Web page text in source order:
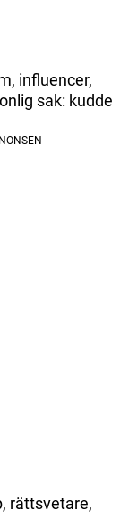
influencer,
sak: kudde
rättsvetare,